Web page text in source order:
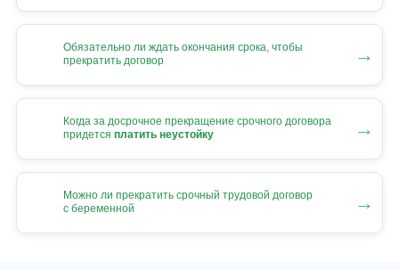
Обязательно ли ждать окончания срока, чтобы
прекратить договор
→
Когда за досрочное прекращение срочного договора
придется платить неустойку →
Можно ли прекратить срочный трудовой договор
с беременной
→